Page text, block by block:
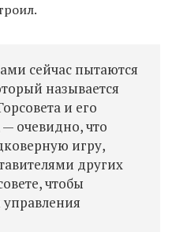
сейчас пытаются
называется
и его
— очевидно, что
игру,
других
чтобы